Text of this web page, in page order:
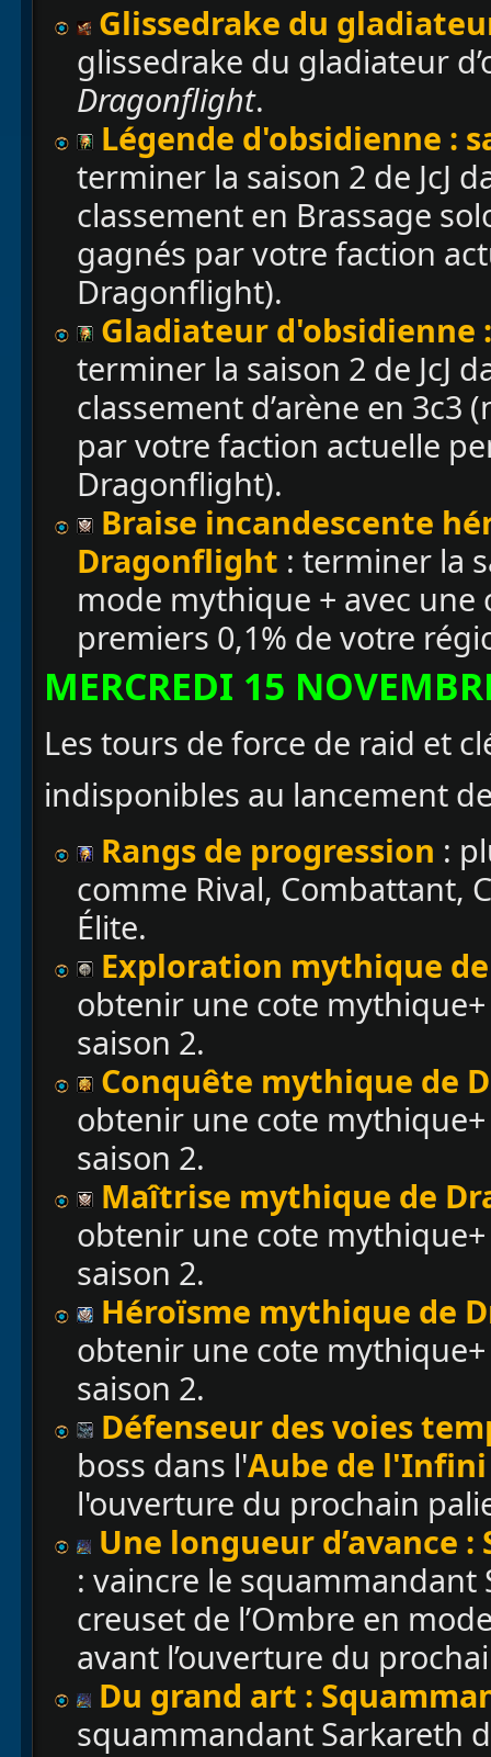
Glissedrake du
glissedrake du gladiateur
Dragonflight.
Légende d'obsidienne :
terminer la saison 2 de JcJ
classement en Brassage
gagnés par votre faction
Dragonflight).
Gladiateur d'obsidienne
terminer la saison 2 de JcJ
classement d’arène en 3c3
par votre faction actuelle
Dragonflight).
Braise incandescente
Dragonflight : terminer la
mode mythique + avec
premiers 0,1% de votre
MERCREDI 15
Les tours de force de raid et
indisponibles au lancement
Rangs de progression :
comme Rival, Combattant,
Élite.
Exploration mythique
obtenir une cote mythique+
saison 2.
Conquête mythique de
obtenir une cote mythique+
saison 2.
Maîtrise mythique de
obtenir une cote mythique+
saison 2.
Héroïsme mythique de
obtenir une cote mythique+
saison 2.
Défenseur des voies
boss dans l'Aube de l'Infini
l'ouverture du prochain
Une longueur d’avance
: vaincre le
creuset de l’Ombre en
avant l’ouverture du
Du grand art :
squammandant Sarkareth